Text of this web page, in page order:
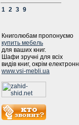
1 2 3 9
Книголюбам пропонуємо
купить мебель
для ваших книг.
Шафи зручні для всіх
видів книг, окрім
www.vsi-mebli.ua